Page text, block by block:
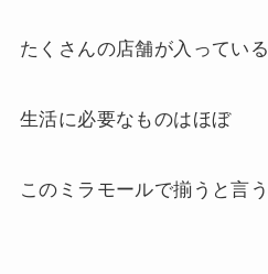
たくさんの店舗が入ってい
生活に必要なものはほぼ
このミラモールで揃うと言う